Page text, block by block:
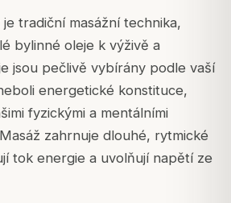
tradiční masážní technika,
bylinné oleje k výživě a
jsou pečlivě vybírány podle vaší
energetické konstituce,
fyzickými a mentálními
zahrnuje dlouhé, rytmické
tok energie a uvolňují napětí ze